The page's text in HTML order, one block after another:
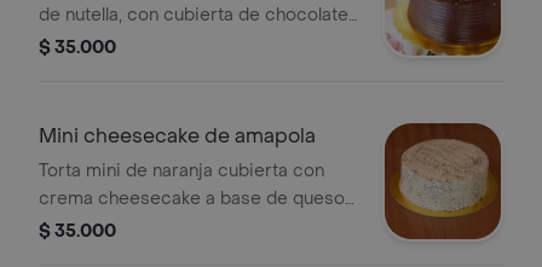
de nutella, con cubierta de chocolate
blanco y ganache de chocolate.
$ 35.000
Mini cheesecake de amapola
Torta mini de naranja cubierta con
crema cheesecake a base de queso
crema, bañada con semillas de
$ 35.000